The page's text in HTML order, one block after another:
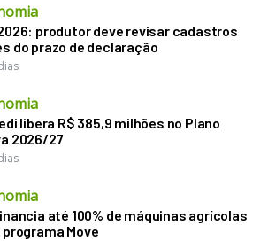
produtor deve revisar cadastros
do prazo de declaração
libera R$ 385,9 milhões no Plano
2026/27
até 100% de máquinas agrícolas
programa Move